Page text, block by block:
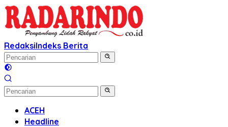
Langsung
ke
konten
RedaksiIndeks Berita
ACEH
Headline